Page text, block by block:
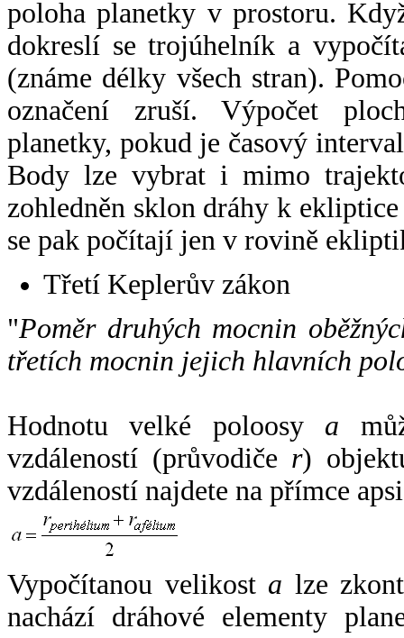
poloha planetky v prostoru.
dokreslí se trojúhelník a
(známe délky všech stran).
označení zruší. Výpočet
planetky, pokud je časový
Body lze vybrat i mimo
zohledněn sklon dráhy k
se pak počítají jen v rovině
Třetí Keplerův zákon
"Poměr druhých mocnin
třetích mocnin jejich hlavních
Hodnotu velké poloosy a
vzdáleností (průvodiče r)
vzdáleností najdete na přímce
Vypočítanou velikost a lze
nachází dráhové elementy